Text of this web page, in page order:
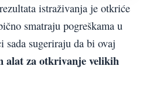
istraživanja je otkriće
smatraju pogreškama u
sada sugeriraju da bi ovaj
alat za otkrivanje velikih